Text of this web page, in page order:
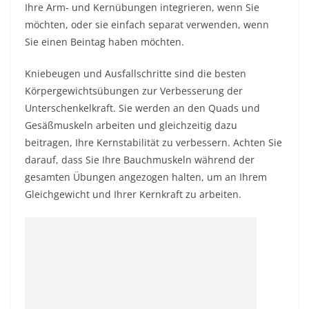
Ihre Arm- und Kernübungen integrieren, wenn Sie
möchten, oder sie einfach separat verwenden, wenn
Sie einen Beintag haben möchten.
Kniebeugen und Ausfallschritte sind die besten
Körpergewichtsübungen zur Verbesserung der
Unterschenkelkraft. Sie werden an den Quads und
Gesäßmuskeln arbeiten und gleichzeitig dazu
beitragen, Ihre Kernstabilität zu verbessern. Achten Sie
darauf, dass Sie Ihre Bauchmuskeln während der
gesamten Übungen angezogen halten, um an Ihrem
Gleichgewicht und Ihrer Kernkraft zu arbeiten.